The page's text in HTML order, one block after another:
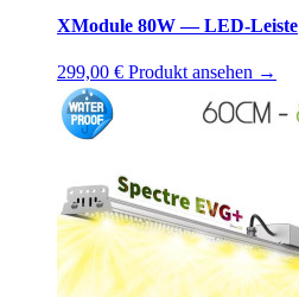
XModule 80W — LED-Leiste
299,00 € Produkt ansehen →